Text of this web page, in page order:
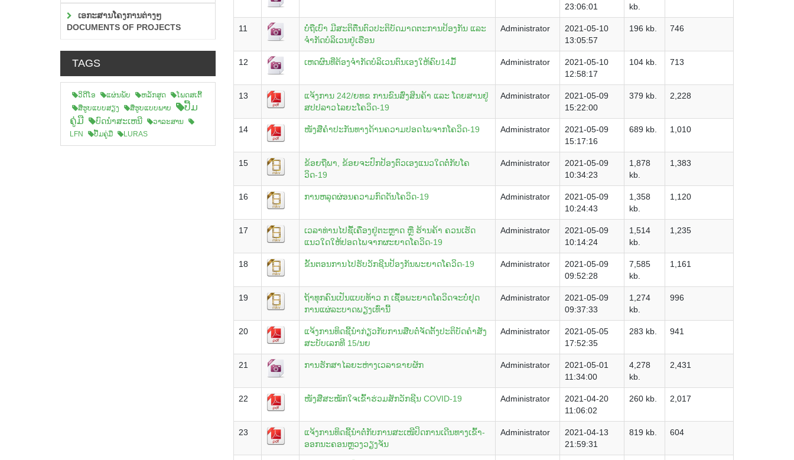
ເອກະສານໂຄງການຕ່າງໆ
DOCUMENTS OF PROJECTS
TAGS
ວິດີໂອ ແຜ່ນພັບ ຫລັກສູດ
ໂພດສເຕີ້
ສືຮູບແບບສຽງ
ສື່ຮູບແບບພາບ
ປື້ມ
ຄູ່ມື
ບົດນຳສະເຫນີ
ວາລະສານ
LFN
ປື້ມຄູ່ມື LURAS
23:06:01
kb.
11
ບໍ່ຖືເບົາ ມີສະຕິຕື່ນຕົວປະຕິບັດມາດຕະການປ້ອງກັນ ແລະ
ຈໍາກັດບໍລິເວນຢູ່ເຮືອນ
Administrator
2021-05-10
13:05:57
196 kb. 746
12 ເຫດຜົນທີ່ຕ້ອງຈຳກັດບໍລິເວນຕົນເອງໃຫ້ຄົບ14ມື້ Administrator
2021-05-10
12:58:17
104 kb. 713
13
ແຈ້ງການ 242/ຍທຂ ການຂົນສົ່ງສິນຄ້າ ແລະ ໂດຍສານຢູ່
ສປປລາວໄລຍະໂຄວິດ-19
Administrator
2021-05-09
15:22:00
379 kb. 2,228
14 ໜັງສືຄຳປະກັນທາງດ້ານຄວາມປອດໄພຈາກໂຄວິດ-19 Administrator
2021-05-09
15:17:16
689 kb. 1,010
15
ຂ້ອຍຖືພາ, ຂ້ອຍຈະປົກປ້ອງຕົວເອງແນວໃດຕໍ່ກັບໂຄ
ວິດ-19
Administrator
2021-05-09
10:34:23
1,878
kb.
1,383
16 ການຫລຸດຜ່ອນຄວາມກົດດັນໂຄວິດ-19 Administrator
2021-05-09
10:24:43
1,358
kb.
1,120
17
ເວລາທ່ານໄປຊື້ເຄື່ອງຢູ່ຕະຫຼາດ ຫຼື ຮ້ານຄ້າ ຄວນເຮັດ
ແນວໃດໃຫ້ປອດໄພຈາກຜະຍາດໂຄວິດ-19
Administrator
2021-05-09
10:14:24
1,514
kb.
1,235
18 ຂັ້ນຕອນການໄປຮັບວັກຊີນປ້ອງກັນພະຍາດໂຄວິດ-19 Administrator
2021-05-09
09:52:28
7,585
kb.
1,161
19
ຖ້າທຸກຄົນເປັນແບບທ້າວ ກ ເຊື້ອພະຍາດໂຄວິດຈະບໍ່ຢຸດ
ການແຜ່ລະບາດພຽງເທົ່ານີ້
Administrator
2021-05-09
09:37:33
1,274
kb.
996
20
ແຈ້ງການທິດຊີ້ນຳກ່ຽວກັບການສືບຕໍ່ຈັດຕັ້ງປະຕິບັດຄຳສັ່ງ
ສະບັບເລກທີ 15/ນຍ
Administrator
2021-05-05
17:52:35
283 kb. 941
21 ການຮັກສາໄລຍະຫ່າງເວລາຂາຍຜັກ Administrator
2021-05-01
11:34:00
4,278
kb.
2,431
22 ໜັງສືສະໝັກໃຈເຂົ້າຮ່ວມສັກວັກຊີນ COVID-19 Administrator
2021-04-20
11:06:02
260 kb. 2,017
23
ແຈ້ງການທິດຊີ້ນຳຕໍ່ກັບການສະເໜີປິດການເດີນທາງເຂົ້າ-
ອອກນະຄອນຫຼວງວຽງຈັນ
Administrator
2021-04-13
21:59:31
819 kb. 604